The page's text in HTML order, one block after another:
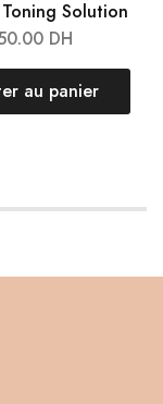
Solution
DH
au panier